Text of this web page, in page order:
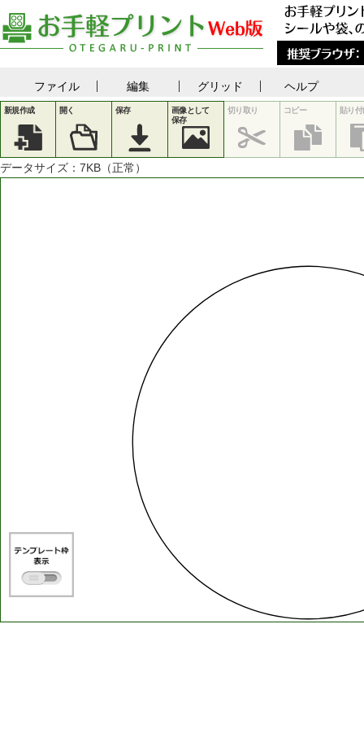
ファイル 編集 グリッド ヘルプ
新規作成 開く 保存
画像として
保存
切り取り コピー 貼り付
データサイズ： 7KB（正常）